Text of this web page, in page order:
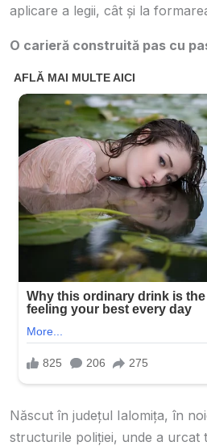
aplicare a legii, cât și la
O carieră construită pas cu
Născut în județul Ialomița, în
structurile poliției, unde a urcat